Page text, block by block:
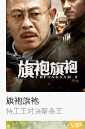
旗袍旗袍
特工王对决暗杀王
全34集